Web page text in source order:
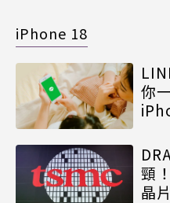
iPhone 18
你
頸
晶